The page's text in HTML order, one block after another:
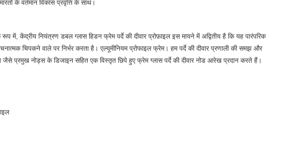
के वर्तमान विकास प्रवृत्ति के साथ।
में, केंद्रीय नियंत्रण डबल ग्लास हिडन फ्रेम पर्दे की दीवार प्रोफ़ाइल इस मायने में अद्वितीय है कि यह पारंपरिक
चिपकने वाले पर निर्भर करता है। एल्यूमीनियम प्रोफाइल फ्रेम। हम पर्दे की दीवार प्रणाली की समझ और
जैसे प्रमुख नोड्स के डिजाइन सहित एक विस्तृत छिपे हुए फ्रेम ग्लास पर्दे की दीवार नोड आरेख प्रदान करते हैं।